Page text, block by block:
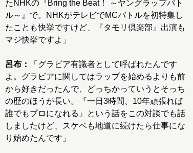
たNHKの『Bring the Beat！ ～ヤングラップバト
ル～』で。NHKがテレビでMCバトルを初特集し
たことも快挙ですけど、『タモリ倶楽部』出演も
マジ快挙ですよ」
呂布：
「グラビア有識者として呼ばれたんです
よ。グラビアに関してはラップを始めるよりも前
から好きだったんで、どっちかっていうとそっち
の歴のほうが長い。『一日3時間、10年頑張れば
誰でもプロになれる』という話をこの対談でも話
しましたけど、スケベも地道に続けたら仕事にな
り始めたんです」